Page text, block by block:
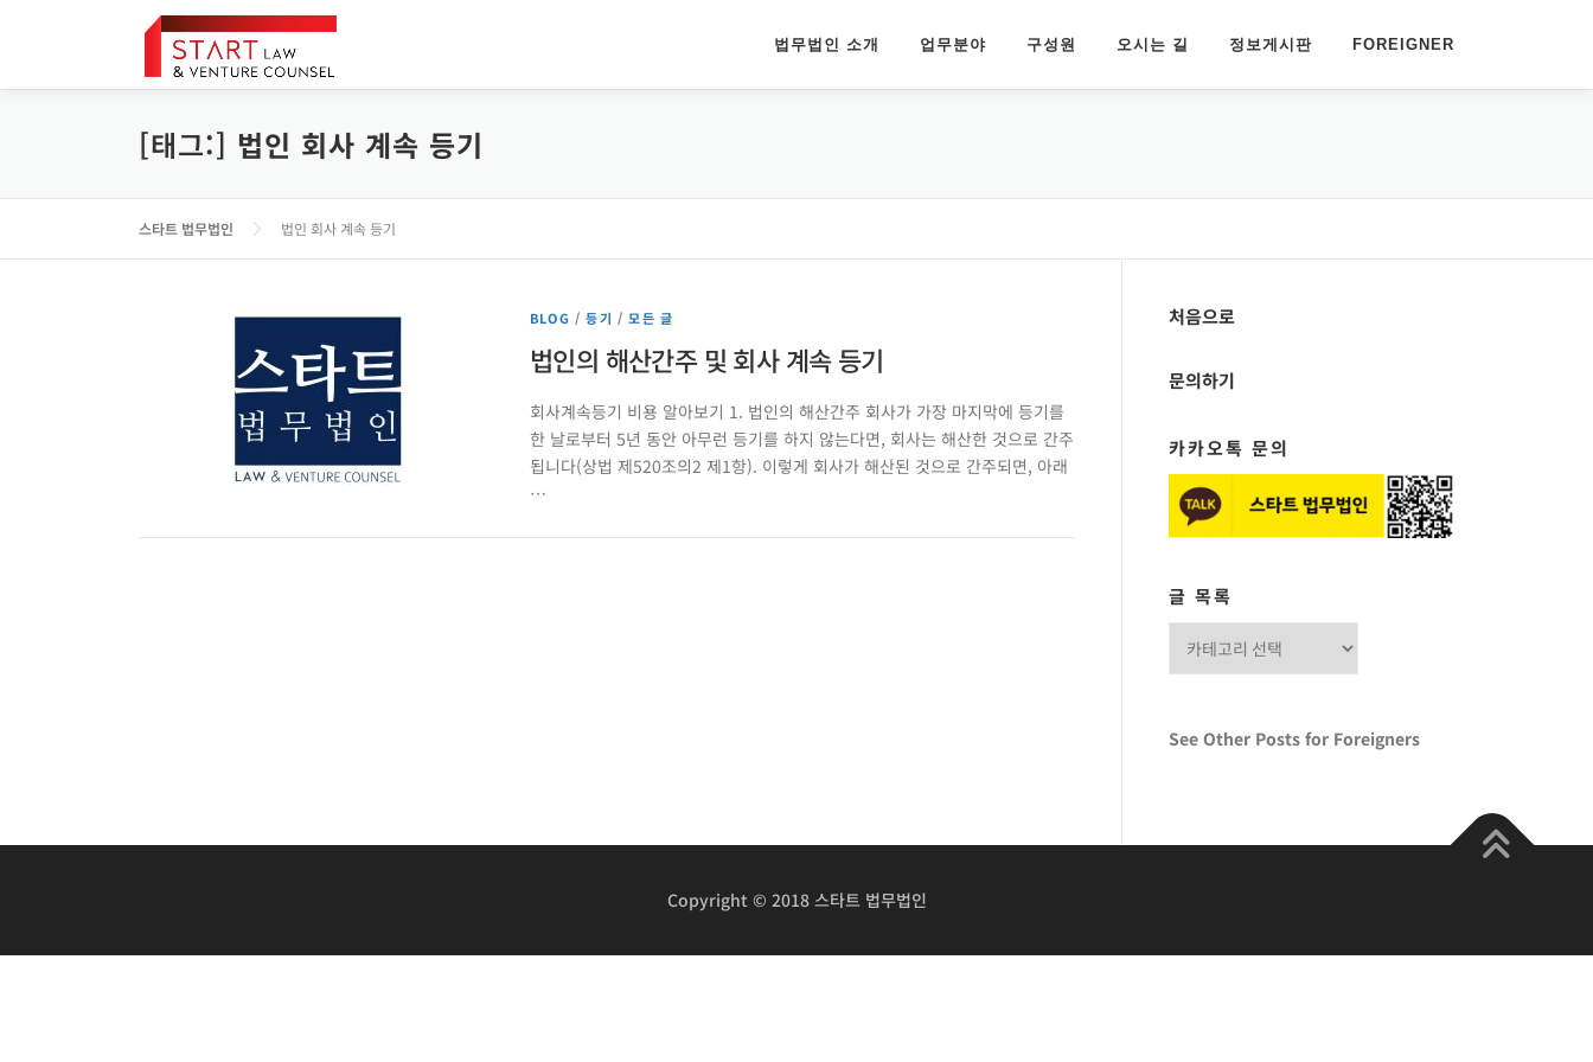
로
법무법인 소개 업무분야 구성원 오시는 길 정보게시판 FOREIGNER
[태그:] 법인 회사 계속 등기
스타트 법무법인 법인 회사 계속 등기
BLOG /등기 /모든 글
법인의 해산간주 및 회사 계속 등기
회사계속등기 비용 알아보기 1. 법인의 해산간주 회사가 가장 마지막에 등기를
한 날로부터 5년 동안 아무런 등기를 하지 않는다면, 회사는 해산한 것으로 간주
됩니다(상법 제520조의2 제1항). 이렇게 회사가 해산된 것으로 간주되면, 아래
…
처음으로
문의하기
카카오톡 문의
글 목록
See Other Posts for Foreigners
Copyright © 2018 스타트 법무법인